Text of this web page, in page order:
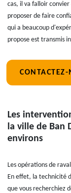
cas, il va falloir
proposer de faire
qui a beaucoup
propose est transmis
CONTACTEZ-
Les
la ville de Ban
environs
Les opérations de
En effet, la technicité
que vous recherchiez